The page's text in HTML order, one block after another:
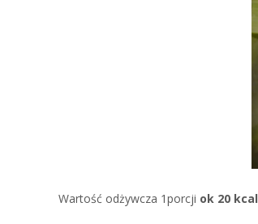
Wartość odżywcza 1porcji ok 20 kcal